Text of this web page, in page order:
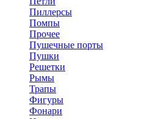
Пиллерсы
Помпы
Прочее
Пушечные порты
Пушки
Решетки
Рымы
Трапы
Фигуры
Фонари